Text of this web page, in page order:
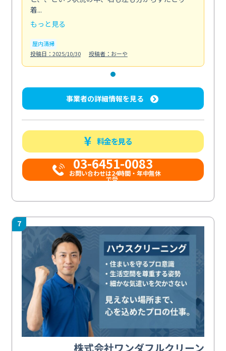
着...
もっと見る
屋内清掃
投稿日：2025/10/30
投稿者：おーや
事業者の詳細情報を見る
料金を見る
03-6451-0083
お問い合わせは24時間・年中無休
で受...
7
株式会社ワンダフルクリーン